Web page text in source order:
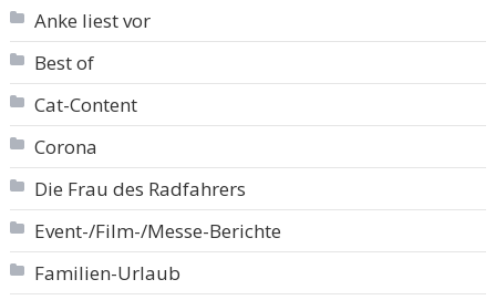
Anke liest vor
Best of
Cat-Content
Corona
Die Frau des Radfahrers
Event-/Film-/Messe-Berichte
Familien-Urlaub